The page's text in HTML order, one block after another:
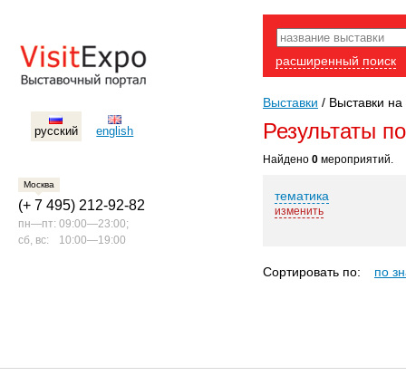
русский english
Москва
(+ 7 495) 212-92-82
пн—пт: 09:00—23:00;
сб, вс:
10:00—19:00
расширенный поиск
Выставки / Выставки на
Результаты
Найдено 0 мероприятий.
тематика
изменить
Сортировать по: по